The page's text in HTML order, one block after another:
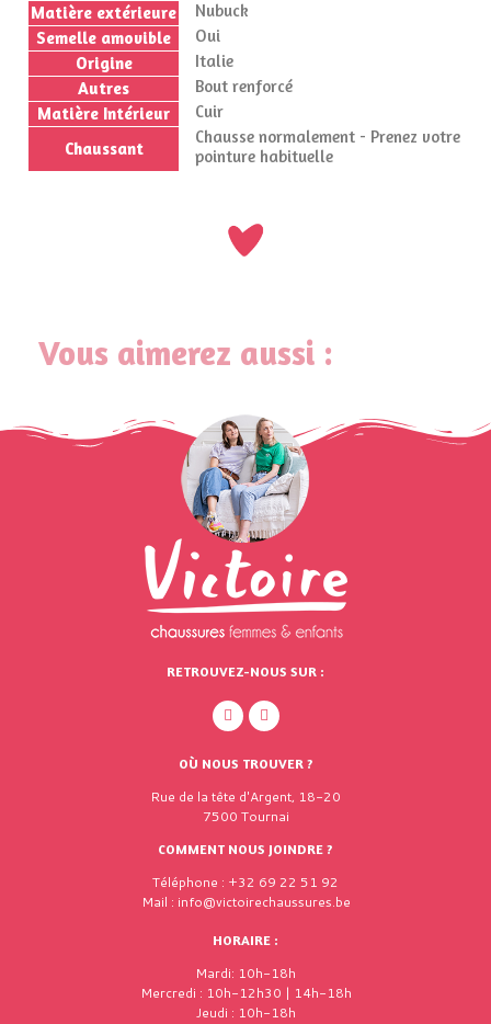
Matière extérieure
Nubuck
Semelle amovible
Oui
Origine
Italie
Autres
Bout renforcé
Matière Intérieur
Cuir
Chaussant
Chausse normalement - Prenez votre
pointure habituelle
Vous aimerez aussi :
RETROUVEZ-NOUS SUR :
OÙ NOUS TROUVER ?
Rue de la tête d'Argent, 18-20
7500 Tournai
COMMENT NOUS JOINDRE ?
Téléphone : +32 69 22 51 92
Mail : info@victoirechaussures.be
HORAIRE :
Mardi: 10h-18h
Mercredi : 10h-12h30 | 14h-18h
Jeudi : 10h-18h